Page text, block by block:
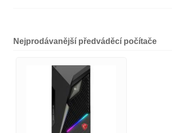
Nejprodávanější předváděcí počítače